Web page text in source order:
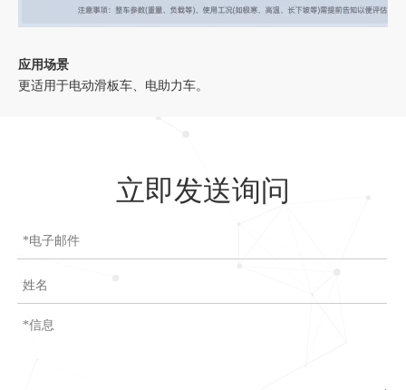
应用场景
更适用于电动滑板车、电助力车。
立即发送询问